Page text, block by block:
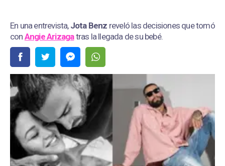
En una entrevista, Jota Benz reveló las decisiones que tomó
con Angie Arizagatras la llegada de su bebé.